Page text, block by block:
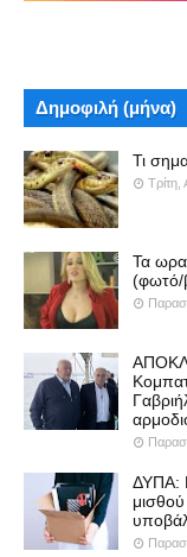
Δημοφιλή (μήνα)
Τι
Τα
(φωτό/
ΔΥΠΑ: